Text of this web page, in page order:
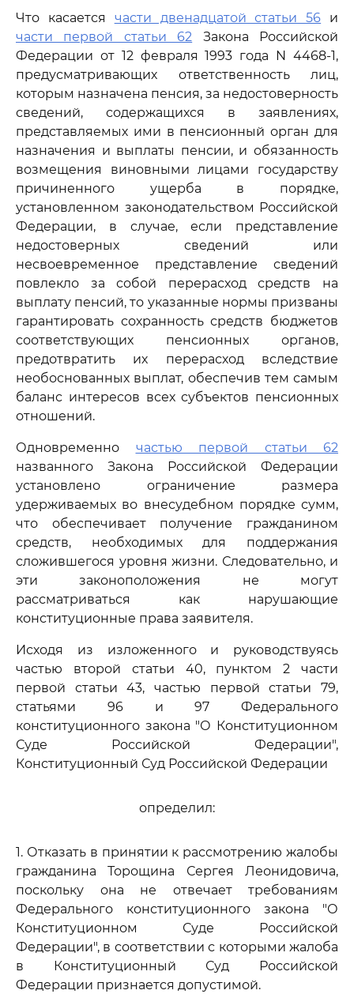
Что касается части двенадцатой статьи 56 и
части первой статьи 62 Закона Российской
Федерации от 12 февраля 1993 года N 4468-1,
предусматривающих ответственность лиц,
которым назначена пенсия, за недостоверность
сведений, содержащихся в заявлениях,
представляемых ими в пенсионный орган для
назначения и выплаты пенсии, и обязанность
возмещения виновными лицами государству
причиненного ущерба в порядке,
установленном законодательством Российской
Федерации, в случае, если представление
недостоверных сведений или
несвоевременное представление сведений
повлекло за собой перерасход средств на
выплату пенсий, то указанные нормы призваны
гарантировать сохранность средств бюджетов
соответствующих пенсионных органов,
предотвратить их перерасход вследствие
необоснованных выплат, обеспечив тем самым
баланс интересов всех субъектов пенсионных
отношений.
Одновременно частью первой статьи 62
названного Закона Российской Федерации
установлено ограничение размера
удерживаемых во внесудебном порядке сумм,
что обеспечивает получение гражданином
средств, необходимых для поддержания
сложившегося уровня жизни. Следовательно, и
эти законоположения не могут
рассматриваться как нарушающие
конституционные права заявителя.
Исходя из изложенного и руководствуясь
частью второй статьи 40, пунктом 2 части
первой статьи 43, частью первой статьи 79,
статьями 96 и 97 Федерального
конституционного закона "О Конституционном
Суде Российской Федерации",
Конституционный Суд Российской Федерации
определил:
1. Отказать в принятии к рассмотрению жалобы
гражданина Торощина Сергея Леонидовича,
поскольку она не отвечает требованиям
Федерального конституционного закона "О
Конституционном Суде Российской
Федерации", в соответствии с которыми жалоба
в Конституционный Суд Российской
Федерации признается допустимой.